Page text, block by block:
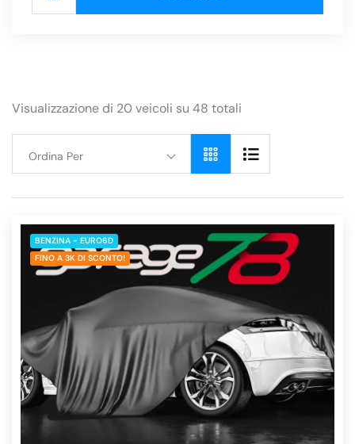
Visualizzazione di 20 veicoli su 48 totali
Ordina Per
BENZINA - EURO6D
FINO A 3K DI SCONTO!